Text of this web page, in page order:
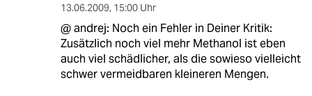
13.06.2009, 15:00 Uhr
@ andrej: Noch ein Fehler in Deiner Kritik:
Zusätzlich noch viel mehr Methanol ist eben
auch viel schädlicher, als die sowieso vielleicht
schwer vermeidbaren kleineren Mengen.